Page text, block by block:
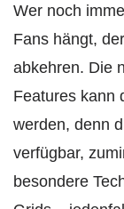
Wer noch
Fans hängt,
abkehren. Die
Features kann
werden, denn
verfügbar,
besondere